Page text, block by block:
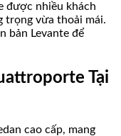
được nhiều khách
trọng vừa thoải mái.
bản Levante để
Tại
cao cấp, mang